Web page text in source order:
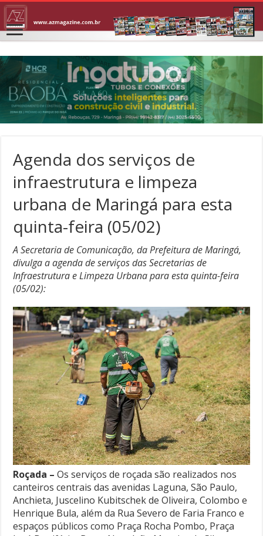
Agenda dos serviços de
infraestrutura e limpeza
urbana de Maringá para esta
quinta-feira (05/02)
A Secretaria de Comunicação, da Prefeitura de Maringá,
divulga a agenda de serviços das Secretarias de
Infraestrutura e Limpeza Urbana para esta quinta-feira
(05/02):
Roçada – Os serviços de roçada são realizados nos
canteiros centrais das avenidas Laguna, São Paulo,
Anchieta, Juscelino Kubitschek de Oliveira, Colombo e
Henrique Bula, além da Rua Severo de Faria Franco e
espaços públicos como Praça Rocha Pombo, Praça